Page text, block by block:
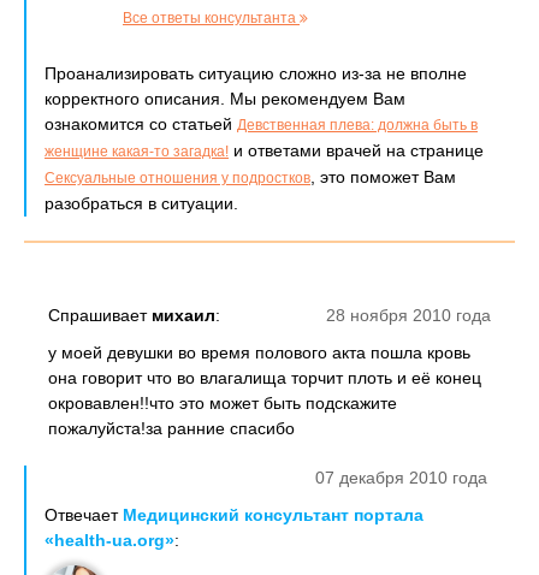
Все ответы консультанта
Проанализировать ситуацию сложно из-за не вполне
корректного описания. Мы рекомендуем Вам
ознакомится со статьей Девственная плева: должна быть в
женщине какая-то загадка! и ответами врачей на странице
Сексуальные отношения у подростков , это поможет Вам
разобраться в ситуации.
28 ноября 2010 года
Спрашивает михаил:
у моей девушки во время полового акта пошла кровь
она говорит что во влагалища торчит плоть и её конец
окровавлен!!что это может быть подскажите
пожалуйста!за ранние спасибо
07 декабря 2010 года
Отвечает Медицинский консультант портала
«health-ua.org»: